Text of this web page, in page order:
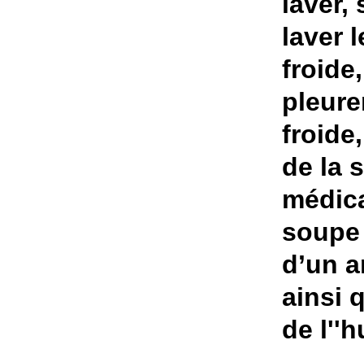
laver
de la
soupe
d’un
ainsi
de